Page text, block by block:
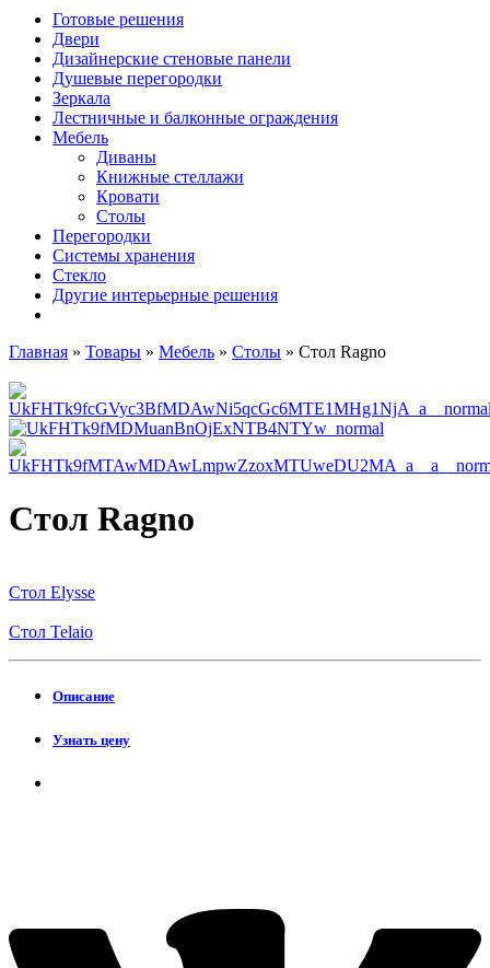
Готовые решения
Двери
Дизайнерские стеновые панели
Душевые перегородки
Зеркала
Лестничные и балконные ограждения
Мебель
Диваны
Книжные стеллажи
Кровати
Столы
Перегородки
Системы хранения
Стекло
Другие интерьерные решения
Главная » Товары » Мебель » Столы » Cтол Ragno
Cтол Ragno
Cтол Elysse
Cтол Telaio
Описание
Узнать цену